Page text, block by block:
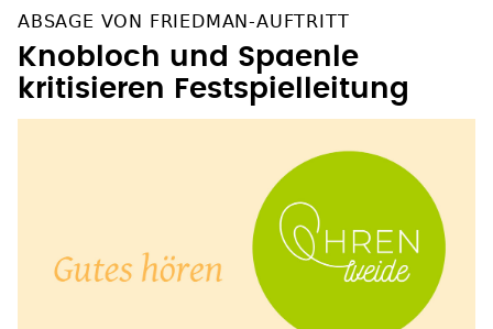
ABSAGE VON FRIEDMAN-AUFTRITT
Knobloch und Spaenle
kritisieren Festspielleitung